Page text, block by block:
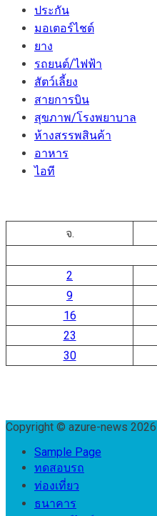
ประกัน
มอเตอร์ไชต์
ยาง
รถยนต์/ไฟฟ้า
สัตว์เลี้ยง
สายการบิน
สุขภาพ/โรงพยาบาล
ห้างสรรพสินค้า
อาหาร
ไอที
จ.
2
9
16
23
30
Copyright © azure-news 2026
Sample Page
ทดสอบรถ
ท่องเที่ยว
ธนาคาร